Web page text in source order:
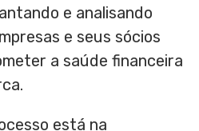
e analisando
e seus sócios
a saúde financeira
está na